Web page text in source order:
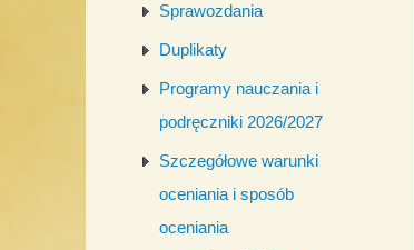
Sprawozdania
Duplikaty
Programy nauczania i
podręczniki 2026/2027
Szczegółowe warunki
oceniania i sposób
oceniania